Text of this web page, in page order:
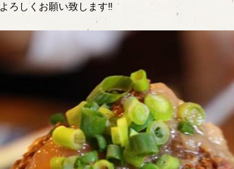
よろしくお願い致します‼